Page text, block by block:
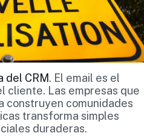
del CRM. El email es el
cliente. Las empresas que
construyen comunidades
transforma simples
duraderas.